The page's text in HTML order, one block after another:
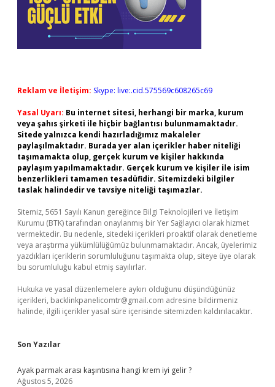
Reklam ve İletişim: Skype: live:.cid.575569c608265c69
Yasal Uyarı: Bu internet sitesi, herhangi bir marka, kurum
veya şahıs şirketi ile hiçbir bağlantısı bulunmamaktadır.
Sitede yalnızca kendi hazırladığımız makaleler
paylaşılmaktadır. Burada yer alan içerikler haber niteliği
taşımamakta olup, gerçek kurum ve kişiler hakkında
paylaşım yapılmamaktadır. Gerçek kurum ve kişiler ile isim
benzerlikleri tamamen tesadüfidir. Sitemizdeki bilgiler
taslak halindedir ve tavsiye niteliği taşımazlar.
Sitemiz, 5651 Sayılı Kanun gereğince Bilgi Teknolojileri ve İletişim
Kurumu (BTK) tarafından onaylanmış bir Yer Sağlayıcı olarak hizmet
vermektedir. Bu nedenle, sitedeki içerikleri proaktif olarak denetleme
veya araştırma yükümlülüğümüz bulunmamaktadır. Ancak, üyelerimiz
yazdıkları içeriklerin sorumluluğunu taşımakta olup, siteye üye olarak
bu sorumluluğu kabul etmiş sayılırlar.
Hukuka ve yasal düzenlemelere aykırı olduğunu düşündüğünüz
içerikleri, backlinkpanelicomtr@gmail.com adresine bildirmeniz
halinde, ilgili içerikler yasal süre içerisinde sitemizden kaldırılacaktır.
Son Yazılar
Ayak parmak arası kaşıntısına hangi krem iyi gelir ?
Ağustos 5, 2026